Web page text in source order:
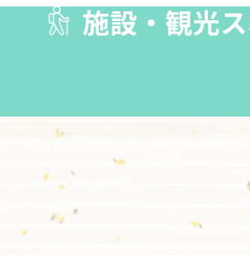
施設・観光